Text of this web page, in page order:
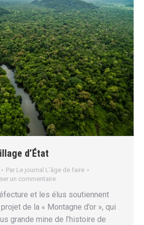
d’État
Par Le journal L’âge de faire
un commentaire
et les élus soutiennent
de la « Montagne d’or », qui
grande mine de l’histoire de